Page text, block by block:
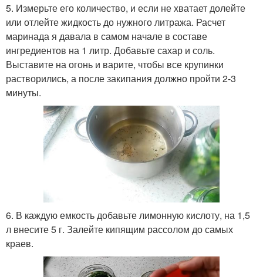
5. Измерьте его количество, и если не хватает долейте
или отлейте жидкость до нужного литража. Расчет
маринада я давала в самом начале в составе
ингредиентов на 1 литр. Добавьте сахар и соль.
Выставите на огонь и варите, чтобы все крупинки
растворились, а после закипания должно пройти 2-3
минуты.
6. В каждую емкость добавьте лимонную кислоту, на 1,5
л внесите 5 г. Залейте кипящим рассолом до самых
краев.